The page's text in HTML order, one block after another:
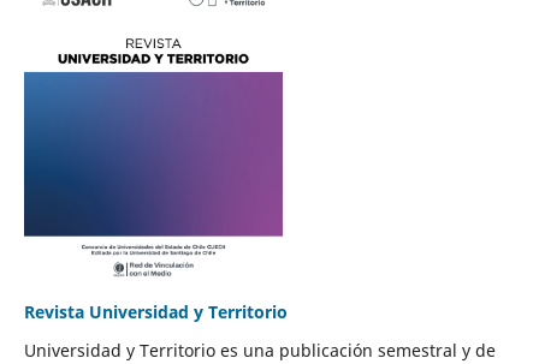
Revista Universidad y Territorio
Universidad y Territorio es una publicación semestral y de